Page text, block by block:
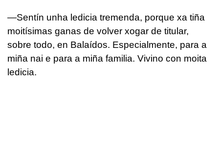
—Sentín unha ledicia tremenda, porque xa tiña
moitísimas ganas de volver xogar de titular,
sobre todo, en Balaídos. Especialmente, para a
miña nai e para a miña familia. Vivino con moita
ledicia.